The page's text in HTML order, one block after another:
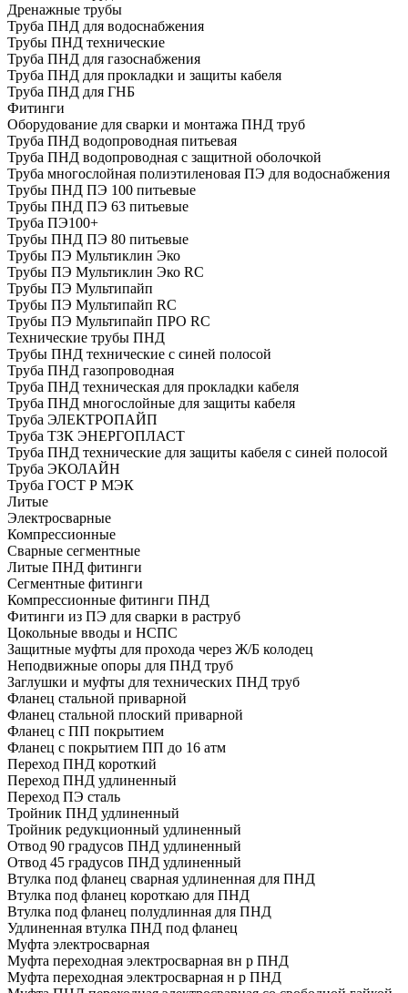
Дренажные трубы
Труба ПНД для водоснабжения
Трубы ПНД технические
Труба ПНД для газоснабжения
Труба ПНД для прокладки и защиты кабеля
Труба ПНД для ГНБ
Фитинги
Оборудование для сварки и монтажа ПНД труб
Труба ПНД водопроводная питьевая
Труба ПНД водопроводная с защитной оболочкой
Труба многослойная полиэтиленовая ПЭ для водоснабжения
Трубы ПНД ПЭ 100 питьевые
Трубы ПНД ПЭ 63 питьевые
Труба ПЭ100+
Трубы ПНД ПЭ 80 питьевые
Трубы ПЭ Мультиклин Эко
Трубы ПЭ Мультиклин Эко RC
Трубы ПЭ Мультипайп
Трубы ПЭ Мультипайп RC
Трубы ПЭ Мультипайп ПРО RC
Технические трубы ПНД
Трубы ПНД технические с синей полосой
Труба ПНД газопроводная
Труба ПНД техническая для прокладки кабеля
Труба ПНД многослойные для защиты кабеля
Труба ЭЛЕКТРОПАЙП
Труба ТЗК ЭНЕРГОПЛАСТ
Труба ПНД технические для защиты кабеля с синей полосой
Труба ЭКОЛАЙН
Труба ГОСТ Р МЭК
Литые
Электросварные
Компрессионные
Сварные сегментные
Литые ПНД фитинги
Сегментные фитинги
Компрессионные фитинги ПНД
Фитинги из ПЭ для сварки в раструб
Цокольные вводы и НСПС
Защитные муфты для прохода через Ж/Б колодец
Неподвижные опоры для ПНД труб
Заглушки и муфты для технических ПНД труб
Фланец стальной приварной
Фланец стальной плоский приварной
Фланец с ПП покрытием
Фланец с покрытием ПП до 16 атм
Переход ПНД короткий
Переход ПНД удлиненный
Переход ПЭ сталь
Тройник ПНД удлиненный
Тройник редукционный удлиненный
Отвод 90 градусов ПНД удлиненный
Отвод 45 градусов ПНД удлиненный
Втулка под фланец сварная удлиненная для ПНД
Втулка под фланец короткаю для ПНД
Втулка под фланец полудлинная для ПНД
Удлиненная втулка ПНД под фланец
Муфта электросварная
Муфта переходная электросварная вн р ПНД
Муфта переходная электросварная н р ПНД